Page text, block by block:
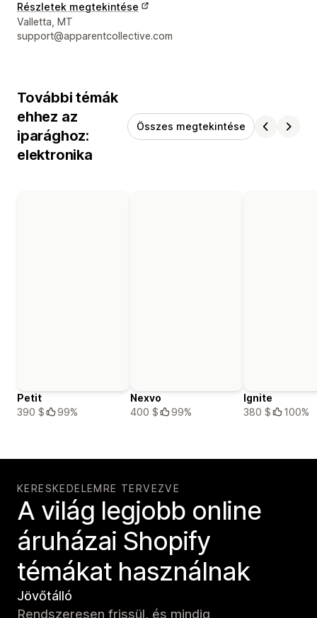
Részletek megtekintése
Dizájner kapcsolattartási adatai
Valletta, MT
support@apparentcollective.com
További témák
ehhez az
iparághoz:
elektronika
Összes megtekintése
Petit
390 $
99%
Nexvo
400 $
99%
Ignite
380 $
100%
KERESKEDELEMRE TERVEZVE
A világ legjobb online
áruházai Shopify
témákat használnak
Jövőtálló
Rendszeresen frissül, és mindig